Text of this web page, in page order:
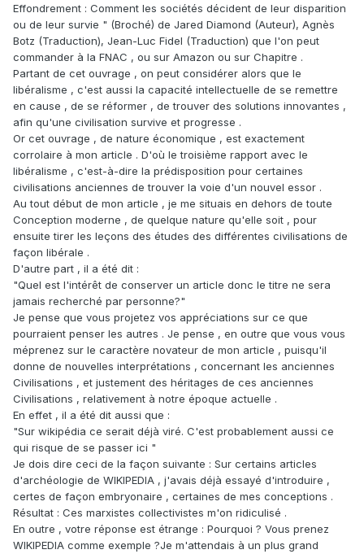
Effondrement : Comment les sociétés décident de leur disparition
ou de leur survie " (Broché) de Jared Diamond (Auteur), Agnès
Botz (Traduction), Jean-Luc Fidel (Traduction) que l'on peut
commander à la FNAC , ou sur Amazon ou sur Chapitre .
Partant de cet ouvrage , on peut considérer alors que le
libéralisme , c'est aussi la capacité intellectuelle de se remettre
en cause , de se réformer , de trouver des solutions innovantes ,
afin qu'une civilisation survive et progresse .
Or cet ouvrage , de nature économique , est exactement
corrolaire à mon article . D'où le troisième rapport avec le
libéralisme , c'est-à-dire la prédisposition pour certaines
civilisations anciennes de trouver la voie d'un nouvel essor .
Au tout début de mon article , je me situais en dehors de toute
Conception moderne , de quelque nature qu'elle soit , pour
ensuite tirer les leçons des études des différentes civilisations de
façon libérale .
D'autre part , il a été dit :
"Quel est l'intérêt de conserver un article donc le titre ne sera
jamais recherché par personne?"
Je pense que vous projetez vos appréciations sur ce que
pourraient penser les autres . Je pense , en outre que vous vous
méprenez sur le caractère novateur de mon article , puisqu'il
donne de nouvelles interprétations , concernant les anciennes
Civilisations , et justement des héritages de ces anciennes
Civilisations , relativement à notre époque actuelle .
En effet , il a été dit aussi que :
"Sur wikipédia ce serait déjà viré. C'est probablement aussi ce
qui risque de se passer ici "
Je dois dire ceci de la façon suivante : Sur certains articles
d'archéologie de WIKIPEDIA , j'avais déjà essayé d'introduire ,
certes de façon embryonaire , certaines de mes conceptions .
Résultat : Ces marxistes collectivistes m'on ridiculisé .
En outre , votre réponse est étrange : Pourquoi ? Vous prenez
WIKIPEDIA comme exemple ?Je m'attendais à un plus grand